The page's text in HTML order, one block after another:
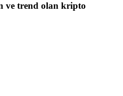
hizmeti
ve trend olan kripto